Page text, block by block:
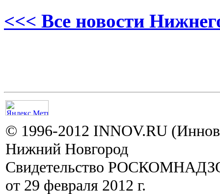
<<< Все новости
© 1996-2012 INNOV.RU
Нижний Новгород
Свидетельство
от 29 февраля 2012 г.